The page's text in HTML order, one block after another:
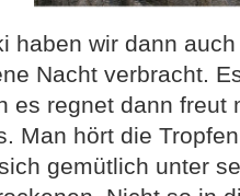
haben wir dann
Nacht verbracht.
es regnet dann freut
Man hört die
gemütlich unter